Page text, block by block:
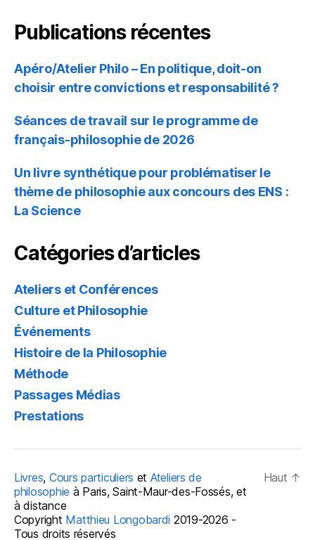
Publications récentes
Apéro/Atelier Philo – En politique, doit-on
choisir entre convictions et responsabilité ?
Séances de travail sur le programme de
français-philosophie de 2026
Un livre synthétique pour problématiser le
thème de philosophie aux concours des ENS :
La Science
Catégories d’articles
Ateliers et Conférences
Culture et Philosophie
Événements
Histoire de la Philosophie
Méthode
Passages Médias
Prestations
Livres, Cours particuliers et Ateliers de
philosophie à Paris, Saint-Maur-des-Fossés, et
à distance
Copyright Matthieu Longobardi 2019-2026 -
Tous droits réservés
Haut ↑